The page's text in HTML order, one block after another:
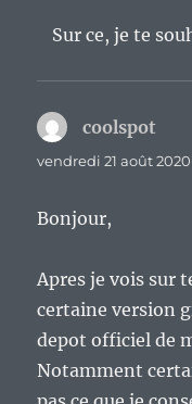
Sur ce, je te
coolspot
vendredi 21 août
Bonjour,
Apres je vois sur
certaine version
depot officiel de
Notamment